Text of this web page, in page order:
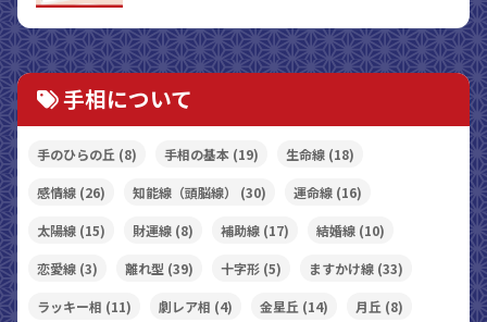
手相について
手のひらの丘 (8) 手相の基本 (19) 生命線 (18)
感情線 (26) 知能線（頭脳線） (30) 運命線 (16)
太陽線 (15) 財運線 (8) 補助線 (17) 結婚線 (10)
恋愛線 (3) 離れ型 (39) 十字形 (5) ますかけ線 (33)
ラッキー相 (11) 劇レア相 (4) 金星丘 (14) 月丘 (8)